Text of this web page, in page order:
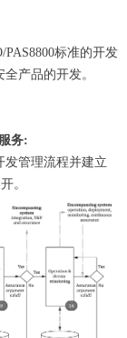
标准的开发
产品的开发。
务:
发管理流程并建立
。